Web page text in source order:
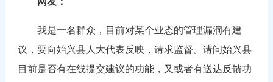
我是一名群众，目前对某个业态的管理漏洞有建
议，要向始兴县人大代表反映，请求监督。请问始兴县
目前是否有在线提交建议的功能，又或者有送达反馈功